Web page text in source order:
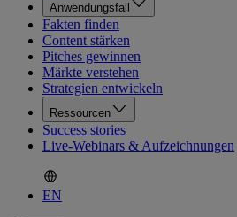
Anwendungsfall
Fakten finden
Content stärken
Pitches gewinnen
Märkte verstehen
Strategien entwickeln
Ressourcen
Success stories
Live-Webinars & Aufzeichnungen
EN